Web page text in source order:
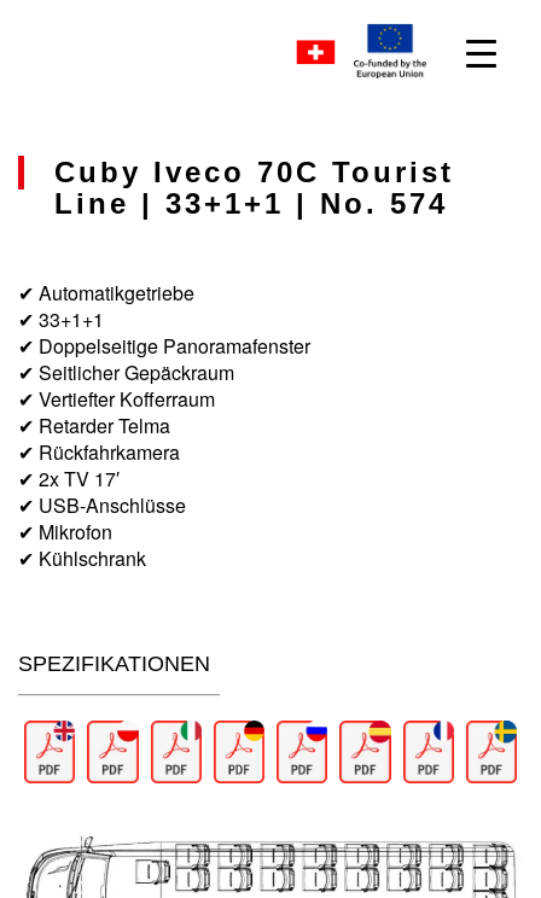
Cuby Iveco 70C Tourist
Line | 33+1+1 | No. 574
✔ Automatikgetriebe
✔ 33+1+1
✔ Doppelseitige Panoramafenster
✔ Seitlicher Gepäckraum
✔ Vertiefter Kofferraum
✔ Retarder Telma
✔ Rückfahrkamera
✔ 2x TV 17′
✔ USB-Anschlüsse
✔ Mikrofon
✔ Kühlschrank
SPEZIFIKATIONEN